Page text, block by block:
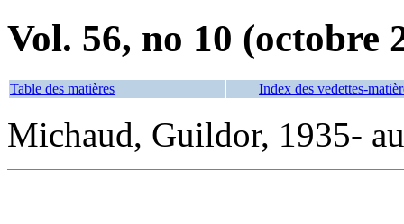
Vol. 56, no 10 (octobre
Table des matières Index des vedettes-
Michaud, Guildor, 1935-